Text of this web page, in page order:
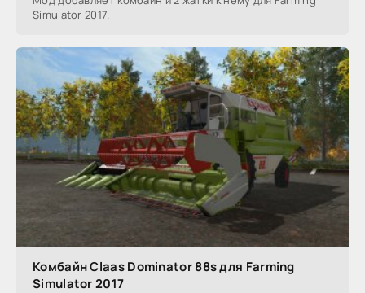
Simulator 2017.
Комбайн Claas Dominator 88s для Farming
Simulator 2017